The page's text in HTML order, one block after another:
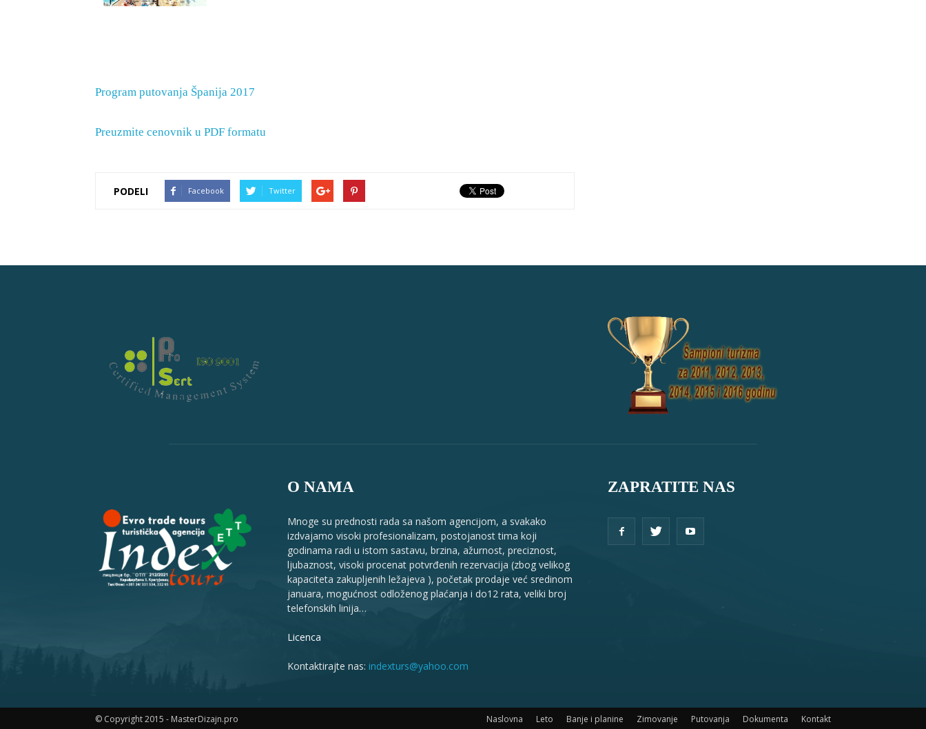
Program putovanja Španija 2017
Preuzmite cenovnik u PDF formatu
PODELI Facebook Twitter
O NAMA
Mnoge su prednosti rada sa našom agencijom, a svakako
izdvajamo visoki profesionalizam, postojanost tima koji
godinama radi u istom sastavu, brzina, ažurnost, preciznost,
ljubaznost, visoki procenat potvrđenih rezervacija (zbog velikog
kapaciteta zakupljenih ležajeva ), početak prodaje već sredinom
januara, mogućnost odloženog plaćanja i do12 rata, veliki broj
telefonskih linija…
Licenca
Kontaktirajte nas: indexturs@yahoo.com
ZAPRATITE NAS
Naslovna Leto Banje i planine Zimovanje Putovanja Dokumenta Kontakt
© Copyright 2015 - MasterDizajn.pro